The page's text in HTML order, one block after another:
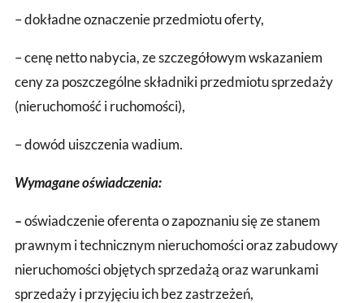
– dokładne oznaczenie przedmiotu oferty,
– cenę netto nabycia, ze szczegółowym wskazaniem
ceny za poszczególne składniki przedmiotu sprzedaży
(nieruchomość i ruchomości),
– dowód uiszczenia wadium.
Wymagane oświadczenia:
–oświadczenie oferenta o zapoznaniu się ze stanem
prawnym i technicznym nieruchomości oraz zabudowy
nieruchomości objętych sprzedażą oraz warunkami
sprzedaży i przyjęciu ich bez zastrzeżeń,